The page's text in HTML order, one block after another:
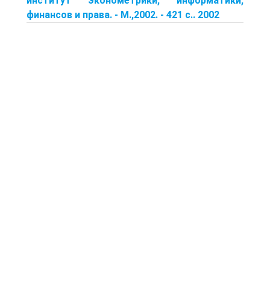
финансов и права. - М.,2002. - 421 с.. 2002